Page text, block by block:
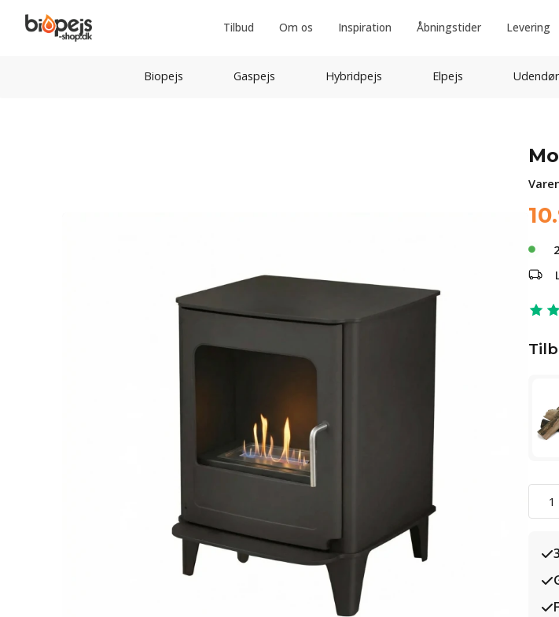
Tilbud Om os Inspiration Åbningstider Levering
Biopejs Gaspejs Hybridpejs Elpejs
2
1